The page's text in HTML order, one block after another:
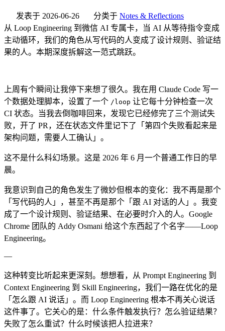
发表于 2026-06-26 分类于 Notes & Reflections
从 Loop Engineering 到微信 AI 专属卡，当 AI 从等待指令变成
主动循环，我们的角色从写代码的人变成了设计规则、验证结
果的人。本期深度拆解这一范式跳跃。
上周有个瞬间让我停下来想了很久。我在用 Claude Code 写一
个数据处理脚本，设置了一个 /loop 让它每十分钟检查一次
CI 状态。当我去倒咖啡回来，发现它已经修完了三个测试失
败，开了 PR，还在状态文件里记下了「第四个失败看起来是
架构问题，需要人工确认」。
这不是什么科幻场景。这是 2026 年 6 月一个普通工作日的早
晨。
我意识到自己的角色发生了微妙但根本的变化：我不再是那个
「写代码的人」，甚至不再是那个「跟 AI 对话的人」。我变
成了一个设计规则、验证结果、在必要时介入的人。Google
Chrome 团队的 Addy Osmani 给这个东西起了个名字——Loop
Engineering。
—
这种转变比听起来更深刻。想想看，从 Prompt Engineering 到
Context Engineering 到 Skill Engineering，我们一路在优化的是
「怎么跟 AI 说话」。而 Loop Engineering 根本不再关心说话
这件事了。它关心的是：什么条件触发执行？怎么验证结果？
失败了怎么重试？什么时候该把人拉进来？